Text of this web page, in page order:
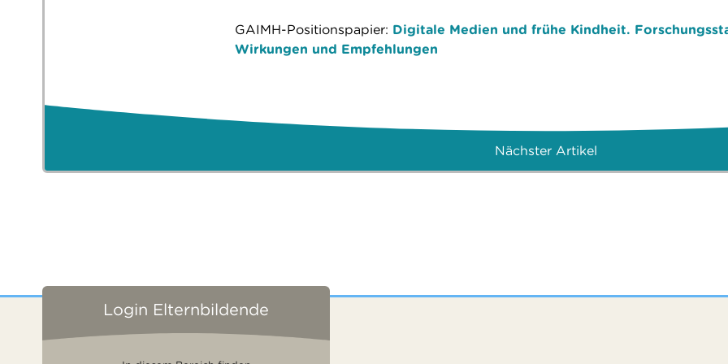
GAIMH-Positionspapier: Digitale Medien und frühe Kindheit.
Wirkungen und Empfehlungen
Nächster Artikel
Login Elternbildende